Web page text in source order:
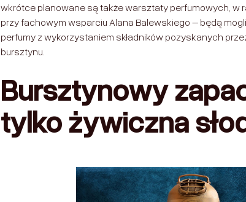
wkrótce planowane są także warsztaty perfumowych, w
przy fachowym wsparciu Alana Balewskiego – będą
perfumy z wykorzystaniem składników pozyskanych
bursztynu.
Bursztynowy
tylko żywiczna